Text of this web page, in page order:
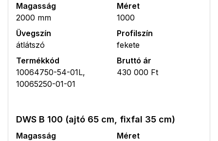
Magasság
2000 mm
Méret
1000
Üvegszín
átlátszó
Profilszín
fekete
Termékkód
10064750-54-01L,
10065250-01-01
Bruttó ár
430 000 Ft
DWS B 100 (ajtó 65 cm, fixfal 35 cm)
Magasság
Méret